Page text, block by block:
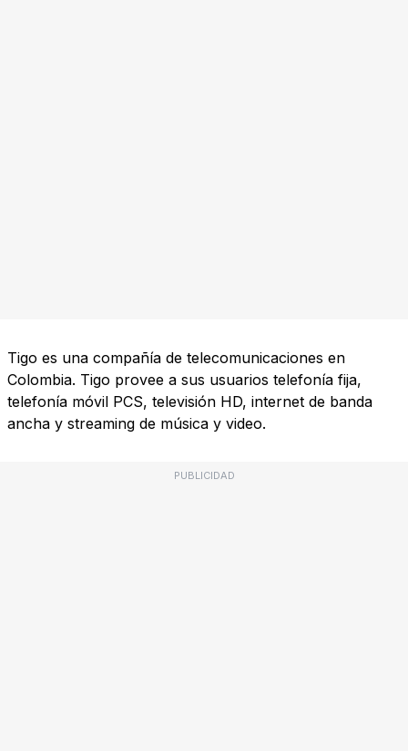
Tigo es una compañía de telecomunicaciones en
Colombia. Tigo provee a sus usuarios telefonía fija,
telefonía móvil PCS, televisión HD, internet de banda
ancha y streaming de música y video.
PUBLICIDAD